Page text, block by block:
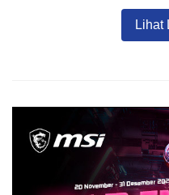
Lihat